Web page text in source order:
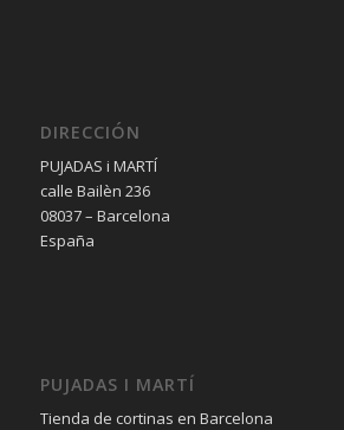
DIRECCIÓN
PUJADAS i MARTÍ
calle Bailèn 236
08037 – Barcelona
España
PUJADAS I MARTÍ
Tienda de cortinas en Barcelona